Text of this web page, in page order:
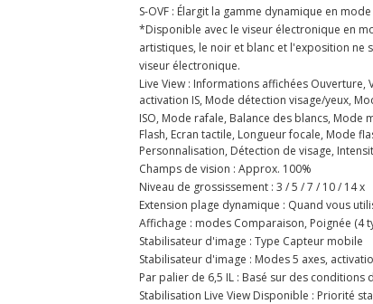
S-OVF : Élargit la gamme dynamique en mode
*Disponible avec le viseur électronique en
artistiques, le noir et blanc et l'exposition ne
viseur électronique.
Live View : Informations affichées
activation IS, Mode détection visage/yeux,
ISO, Mode rafale, Balance des blancs, Mode
Flash, Ecran tactile, Longueur focale, Mode
Personnalisation, Détection de visage,
Champs de vision : Approx. 100%
Niveau de grossissement : 3 / 5 / 7 / 10 / 14 x
Extension plage dynamique : Quand vous
Affichage : modes Comparaison, Poignée
Stabilisateur d'image : Type Capteur mobile
Stabilisateur d'image : Modes 5 axes,
Par palier de 6,5 IL : Basé sur des conditions
Stabilisation Live View Disponible : Priorité